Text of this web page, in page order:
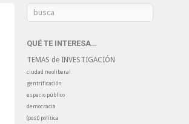
QUÉ TE INTERESA…
TEMAS de INVESTIGACIÓN
ciudad neoliberal
gentrificación
espacio público
democracia
(post) política